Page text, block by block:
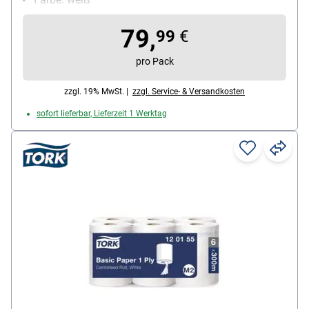
Blattmaß (B x L): 20 cm x 16000 cm
Maße der Endlosrolle: 20 cm x 160 m, Rollen-Ø: 18
79,99 €
pro Pack
zzgl. 19% MwSt. | zzgl. Service- & Versandkosten
sofort lieferbar, Lieferzeit 1 Werktag